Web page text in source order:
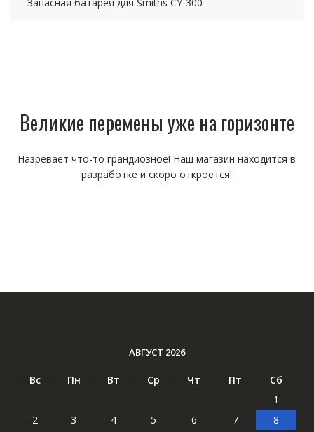
Великие перемены уже на горизонте
Назревает что-то грандиозное! Наш магазин находится в
разработке и скоро откроется!
АВГУСТ 2026
Вс Пн Вт Ср Чт Пт
Сб
1
2
3 4 5 6 7
8